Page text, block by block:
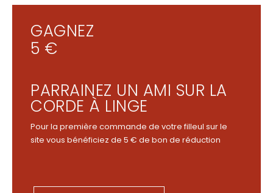
GAGNEZ
5 €
PARRAINEZ UN AMI SUR LA
CORDE À LINGE
Pour la première commande de votre filleul sur le
site vous bénéficiez de 5 € de bon de réduction